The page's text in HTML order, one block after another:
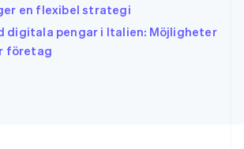
en flexibel strategi
digitala pengar i Italien: Möjligheter
företag